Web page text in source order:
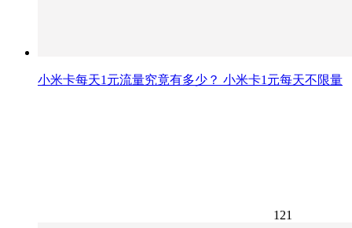
小米卡每天1元流量究竟有多少？ 小米卡1元每天不限量
121